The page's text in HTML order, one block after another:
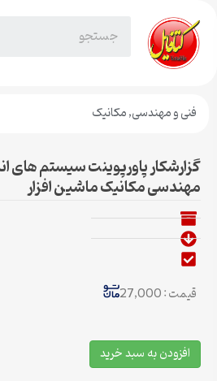
فنی و مهندسی,مکانیک
گزارشکار پاورپوینت سیستم های
مهندسی مکانیک ماشین افزار
قیمت : 27,000
افزودن به سبد خرید